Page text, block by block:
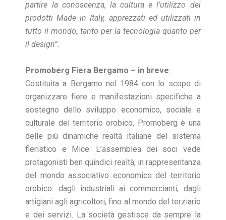
partire la conoscenza, la cultura e l’utilizzo dei
prodotti Made in Italy, apprezzati ed utilizzati in
tutto il mondo, tanto per la tecnologia quanto per
il design”.
Promoberg Fiera Bergamo – in breve
Costituita a Bergamo nel 1984 con lo scopo di
organizzare fiere e manifestazioni specifiche a
sostegno dello sviluppo economico, sociale e
culturale del territorio orobico, Promoberg è una
delle più dinamiche realtà italiane del sistema
fieristico e Mice. L’assemblea dei soci vede
protagonisti ben quindici realtà, in rappresentanza
del mondo associativo economico del territorio
orobico: dagli industriali ai commercianti, dagli
artigiani agli agricoltori, fino al mondo del terziario
e dei servizi. La società gestisce da sempre la